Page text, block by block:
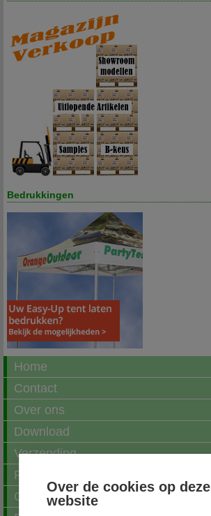
Over de cookies op deze
website
Bedrukkingen
Home
Contact
Over ons
Download
Verzending
Fotoalbum
Openingstijden